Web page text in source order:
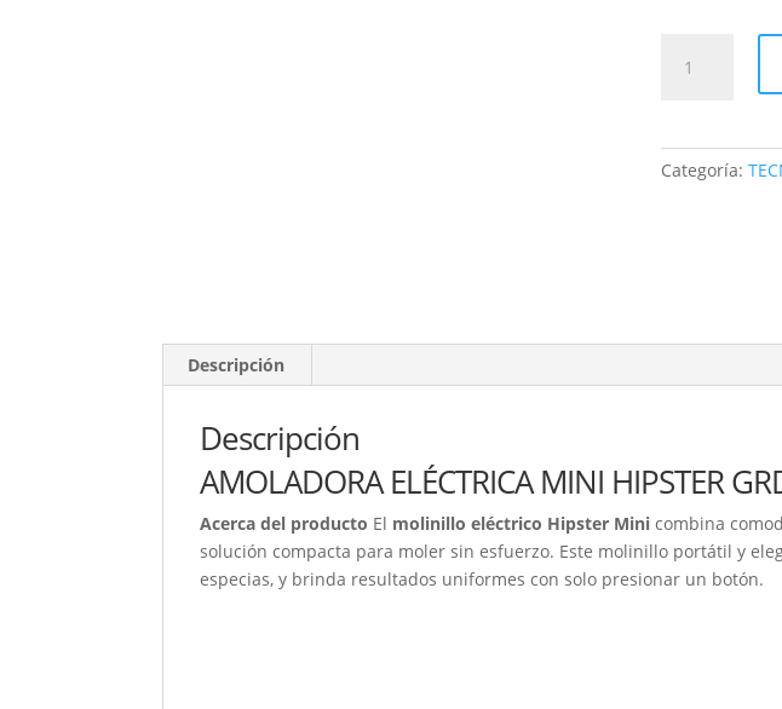
ELECTRICA
cantidad
Categoría:
Descripción
Descripción
AMOLADORA ELÉCTRICA MINI HIPSTER
Acerca del producto El molinillo eléctrico Hipster Minicombina
solución compacta para moler sin esfuerzo. Este molinillo portátil y
especias, y brinda resultados uniformes con solo presionar un botón.